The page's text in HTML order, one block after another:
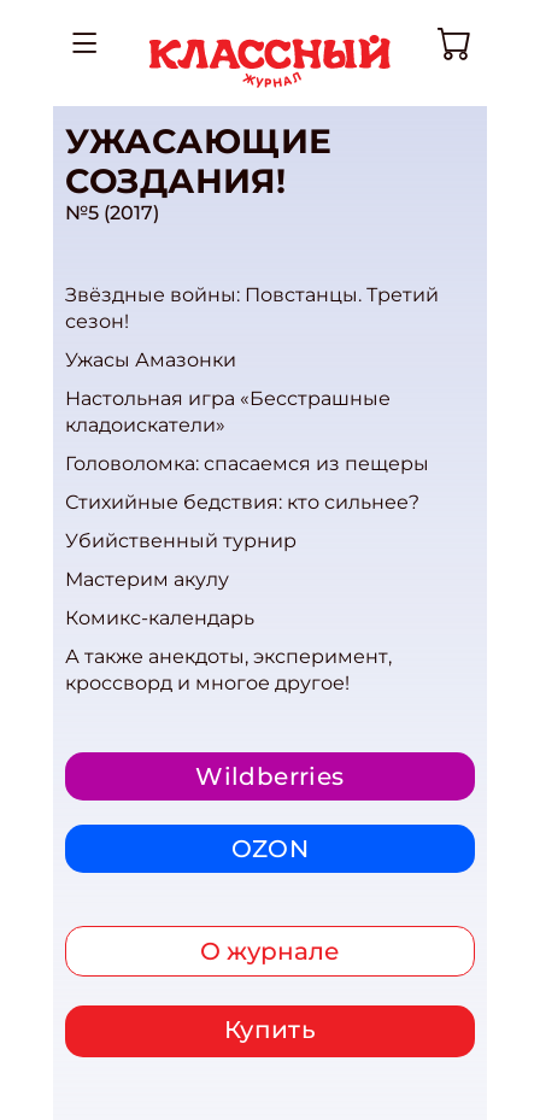
УЖАСАЮЩИЕ
СОЗДАНИЯ!
№5 (2017)
Звёздные войны: Повстанцы. Третий
сезон!
Ужасы Амазонки
Настольная игра «Бесстрашные
кладоискатели»
Головоломка: спасаемся из пещеры
Стихийные бедствия: кто сильнее?
Убийственный турнир
Мастерим акулу
Комикс-календарь
А также анекдоты, эксперимент,
кроссворд и многое другое!
Wildberries
OZON
О журнале
Купить